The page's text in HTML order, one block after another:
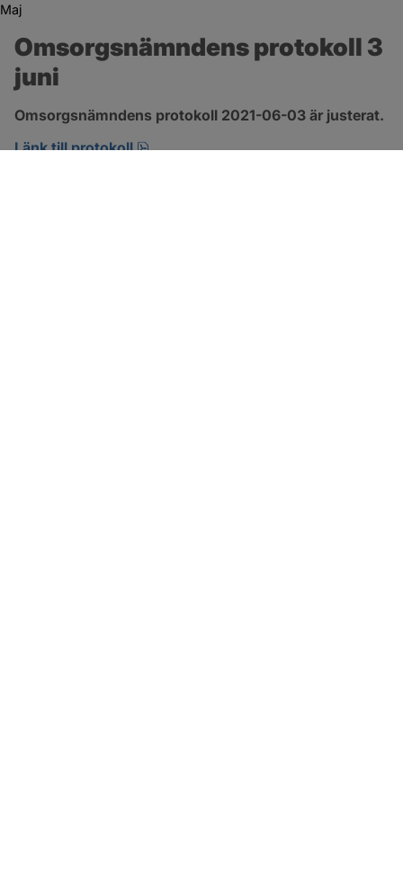
Maj
Omsorgsnämndens protokoll 3
juni
Omsorgsnämndens protokoll 2021-06-03 är justerat.
Länk till protokoll
pdf, 303.4 kB, öppnas i nytt fönster.